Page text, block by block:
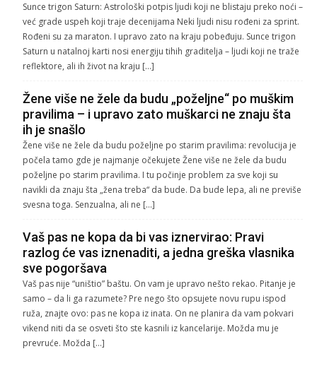
Sunce trigon Saturn: Astrološki potpis ljudi koji ne blistaju preko noći –
već grade uspeh koji traje decenijama Neki ljudi nisu rođeni za sprint.
Rođeni su za maraton. I upravo zato na kraju pobeđuju. Sunce trigon
Saturn u natalnoj karti nosi energiju tihih graditelja – ljudi koji ne traže
reflektore, ali ih život na kraju […]
Žene više ne žele da budu „poželjne“ po muškim
pravilima – i upravo zato muškarci ne znaju šta
ih je snašlo
Žene više ne žele da budu poželjne po starim pravilima: revolucija je
počela tamo gde je najmanje očekujete Žene više ne žele da budu
poželjne po starim pravilima. I tu počinje problem za sve koji su
navikli da znaju šta „žena treba“ da bude. Da bude lepa, ali ne previše
svesna toga. Senzualna, ali ne […]
Vaš pas ne kopa da bi vas iznervirao: Pravi
razlog će vas iznenaditi, a jedna greška vlasnika
sve pogoršava
Vaš pas nije “uništio” baštu. On vam je upravo nešto rekao. Pitanje je
samo – da li ga razumete? Pre nego što opsujete novu rupu ispod
ruža, znajte ovo: pas ne kopa iz inata. On ne planira da vam pokvari
vikend niti da se osveti što ste kasnili iz kancelarije. Možda mu je
prevruće. Možda […]